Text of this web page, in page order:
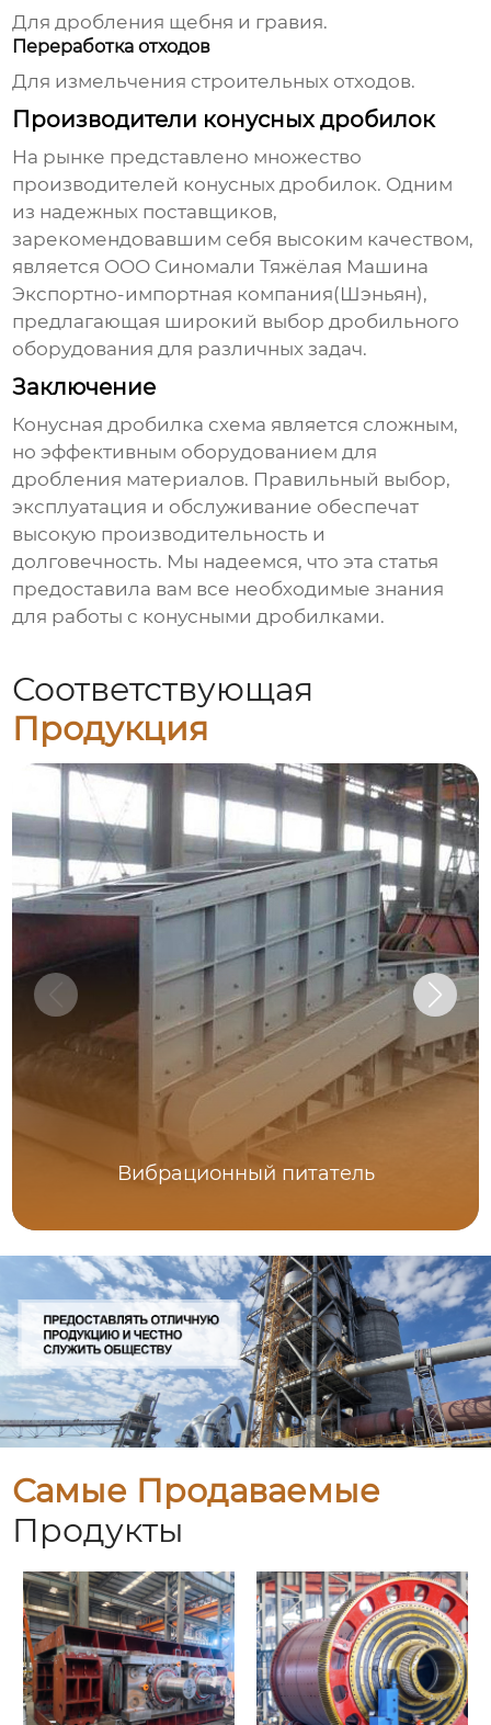
Для дробления щебня и гравия.
Переработка отходов
Для измельчения строительных отходов.
Производители конусных дробилок
На рынке представлено множество
производителей конусных дробилок. Одним
из надежных поставщиков,
зарекомендовавшим себя высоким качеством,
является ООО Синомали Тяжёлая Машина
Экспортно-импортная компания(Шэньян),
предлагающая широкий выбор дробильного
оборудования для различных задач.
Заключение
Конусная дробилка схема является сложным,
но эффективным оборудованием для
дробления материалов. Правильный выбор,
эксплуатация и обслуживание обеспечат
высокую производительность и
долговечность. Мы надеемся, что эта статья
предоставила вам все необходимые знания
для работы с конусными дробилками.
Соответствующая
Продукция
Вибрационный питатель
Самые Продаваемые
Продукты